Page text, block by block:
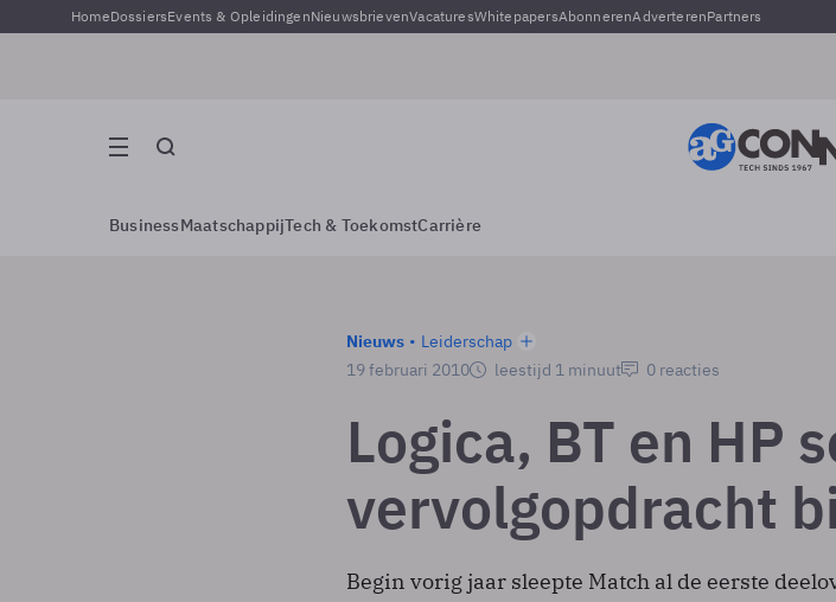
HomeDossiersEvents & OpleidingenNieuwsbrievenVacaturesWhitepapersAbonnerenAdverterenPartners
BusinessMaatschappijTech & ToekomstCarrière
Nieuws
Leiderschap
19 februari 2010
leestijd 1 minuut 0 reacties
Logica, BT en HP
vervolgopdracht
Begin vorig jaar sleepte Match al de eerste